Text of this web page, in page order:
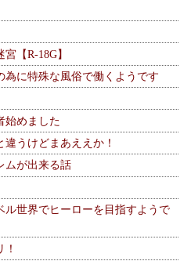
【R-18G】
為に特殊な風俗で働くようです
始めました
違うけどまあええか！
ムが出来る話
ル世界でヒーローを目指すようで